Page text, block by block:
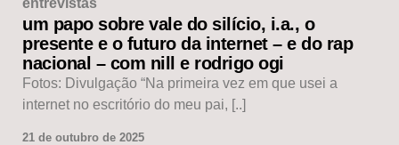
entrevistas
um papo sobre vale do silício, i.a., o
presente e o futuro da internet – e do rap
nacional – com nill e rodrigo ogi
Fotos: Divulgação “Na primeira vez em que usei a
internet no escritório do meu pai, [..]
21 de outubro de 2025